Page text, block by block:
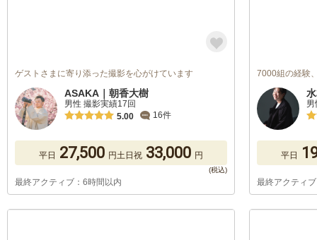
ゲストさまに寄り添った撮影を心がけています
ASAKA｜朝香大樹
男性 撮影実績17回
5.00
16件
平日 27,500 円土日祝 33,000 円
最終アクティブ：6時間以内
7000組の経験
平日
最終アクティ